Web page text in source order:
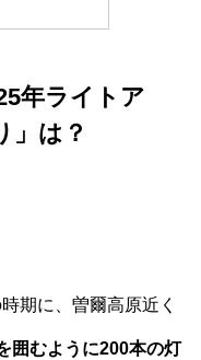
年ライトア
」 は？
期に、曽爾高原近く
囲むように200本の灯